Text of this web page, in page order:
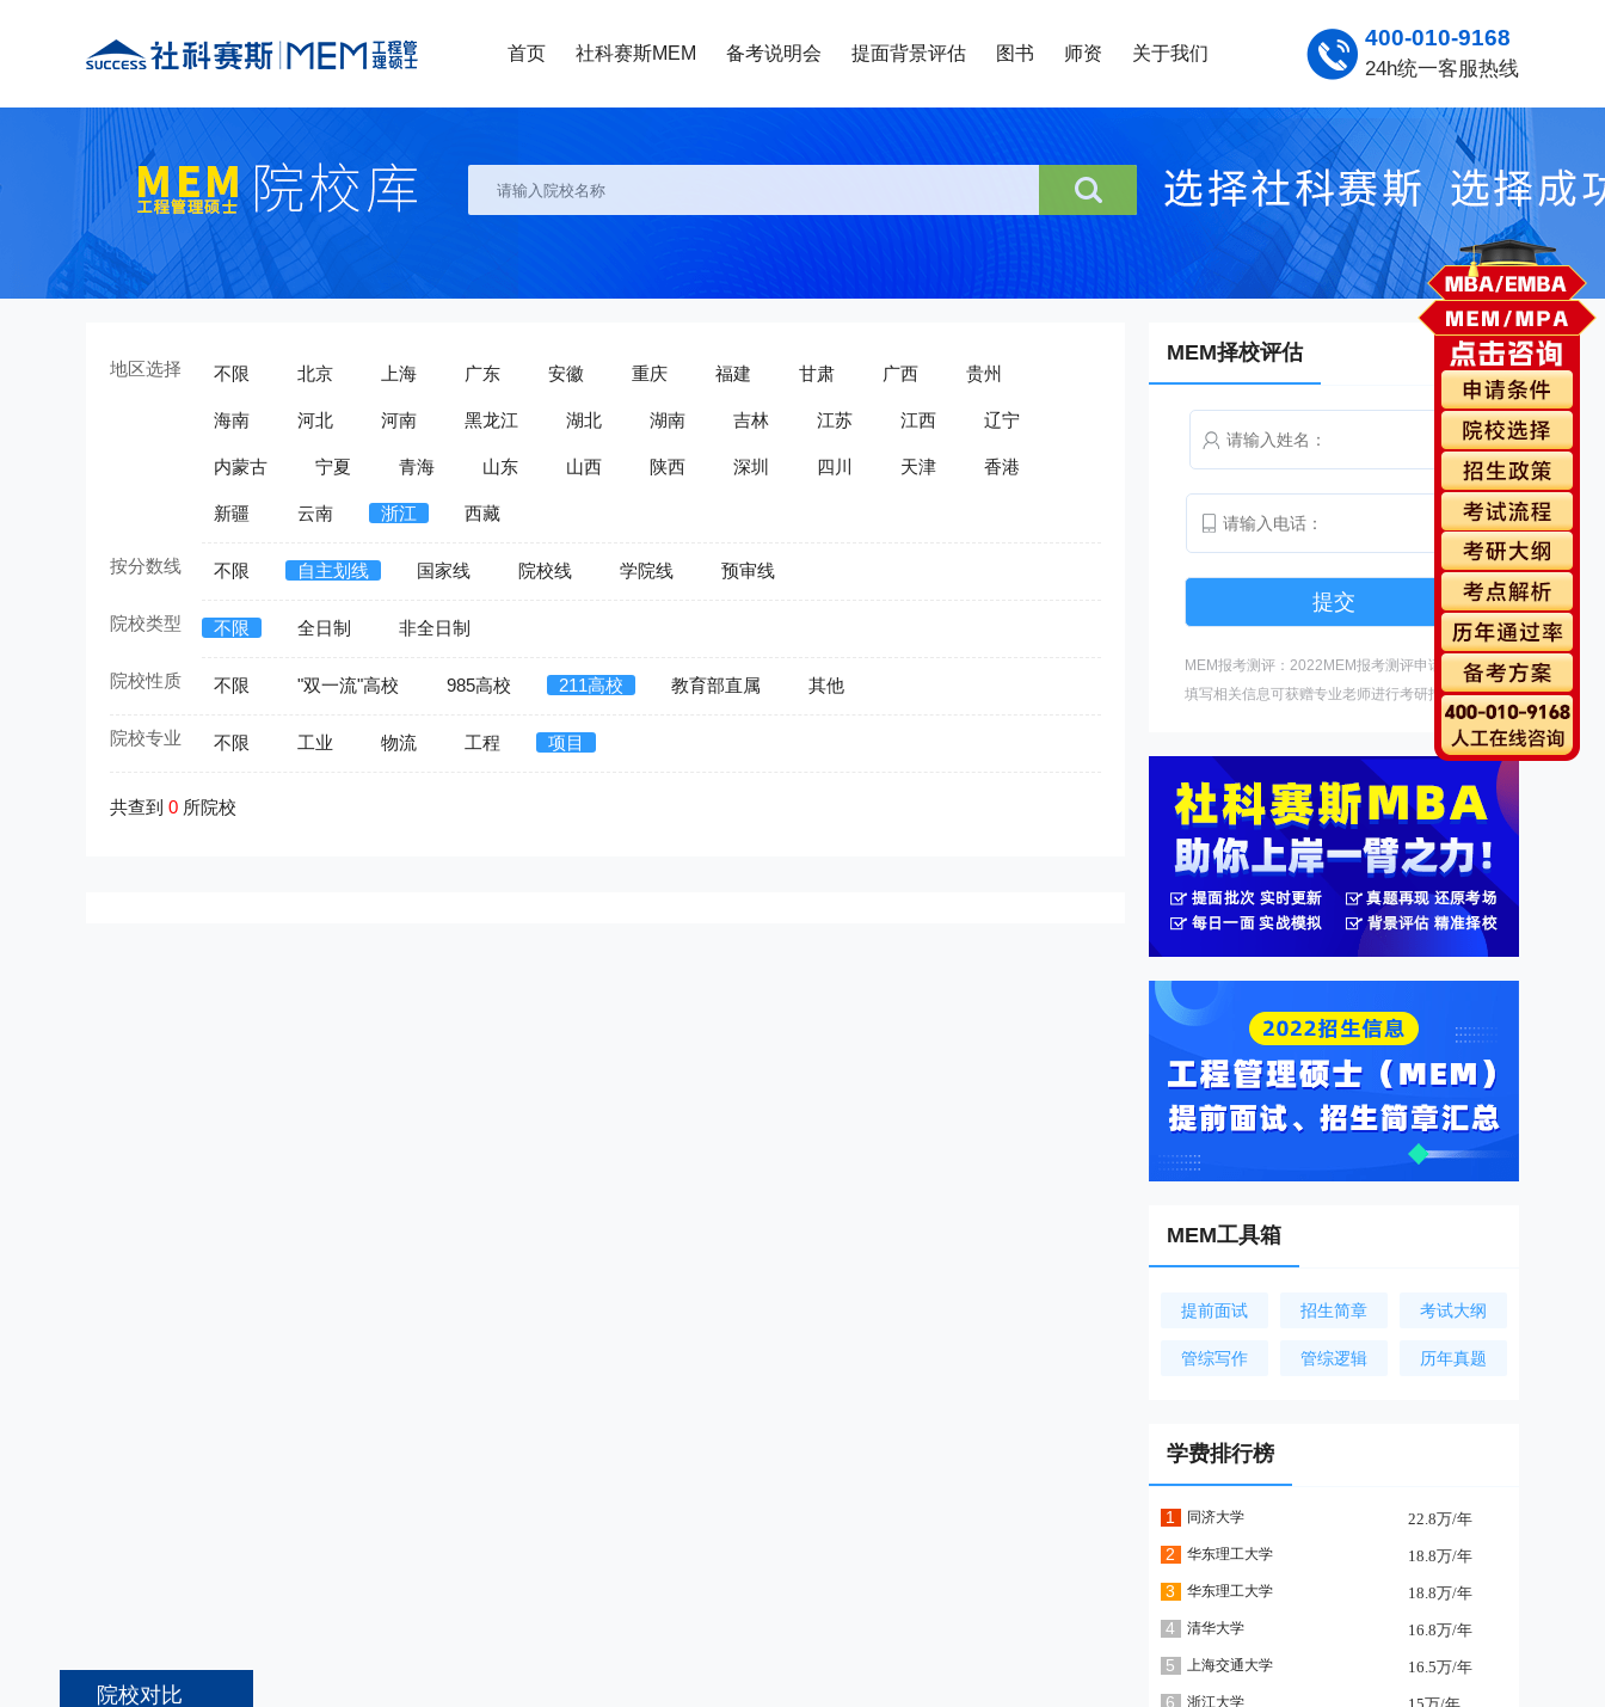
首页 社科赛斯MEM 备考说明会 提面背景评估 图书 师资 关于我们
400-010-9168
24h统一客服热线
地区选择 不限 北京 上海 广东 安徽 重庆 福建 甘肃 广西 贵州
海南 河北 河南 黑龙江 湖北 湖南 吉林 江苏 江西 辽宁
内蒙古 宁夏 青海 山东 山西 陕西 深圳 四川 天津 香港
新疆 云南 浙江 西藏
按分数线 不限 自主划线 国家线 院校线 学院线 预审线
院校类型 不限 全日制 非全日制
院校性质 不限 "双一流"高校 985高校 211高校 教育部直属 其他
院校专业 不限 工业 物流 工程 项目
共查到 0 所院校
MEM择校评估
MEM报考测评：2022MEM报考测评申请中，
填写相关信息可获赠专业老师进行考研指导。
MEM工具箱
提前面试 招生简章 考试大纲
管综写作 管综逻辑 历年真题
学费排行榜
1 同济大学 22.8万/年
2 华东理工大学 18.8万/年
3 华东理工大学 18.8万/年
4 清华大学 16.8万/年
5 上海交通大学 16.5万/年
6 浙江大学 15万/年
院校对比